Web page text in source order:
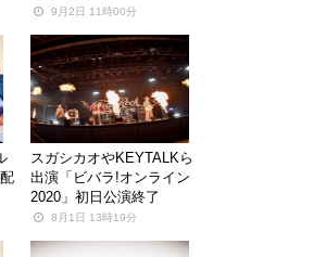
9月2日 11時00分
スガシカオやKEYTALKら
出演「ビバラ!オンライン
2020」初日公演終了
8月1日 13時19分